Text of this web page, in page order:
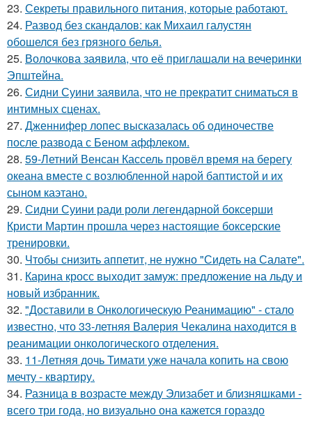
23. Секреты правильного питания, которые работают.
24. Развод без скандалов: как Михаил галустян
обошелся без грязного белья.
25. Волочкова заявила, что её приглашали на вечеринки
Эпштейна.
26. Сидни Суини заявила, что не прекратит сниматься в
интимных сценах.
27. Дженнифер лопес высказалась об одиночестве
после развода с Беном аффлеком.
28. 59-Летний Венсан Кассель провёл время на берегу
океана вместе с возлюбленной нарой баптистой и их
сыном каэтано.
29. Сидни Суини ради роли легендарной боксерши
Кристи Мартин прошла через настоящие боксерские
тренировки.
30. Чтобы снизить аппетит, не нужно "Сидеть на Салате".
31. Карина кросс выходит замуж: предложение на льду и
новый избранник.
32. "Доставили в Онкологическую Реанимацию" - стало
известно, что 33-летняя Валерия Чекалина находится в
реанимации онкологического отделения.
33. 11-Летняя дочь Тимати уже начала копить на свою
мечту - квартиру.
34. Разница в возрасте между Элизабет и близняшками -
всего три года, но визуально она кажется гораздо